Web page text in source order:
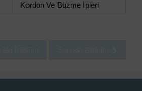
Kordon Ve Büzme İpleri